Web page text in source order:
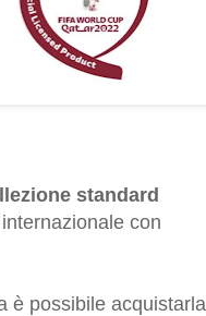
standard
con
è possibile acquistarla